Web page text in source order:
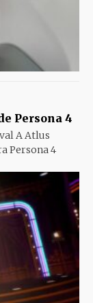
Persona 4
A Atlus
Persona 4